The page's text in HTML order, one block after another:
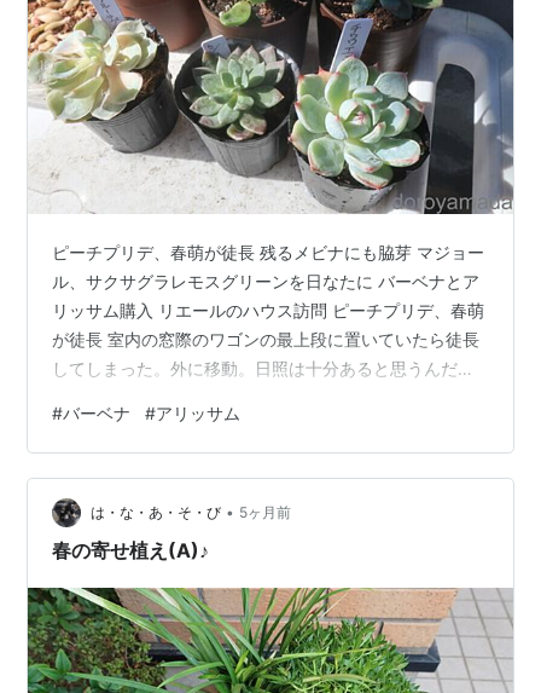
ピーチプリデ、春萌が徒長 残るメビナにも脇芽 マジョー
ル、サクサグラレモスグリーンを日なたに バーベナとア
リッサム購入 リエールのハウス訪問 ピーチプリデ、春萌
が徒長 室内の窓際のワゴンの最上段に置いていたら徒長
してしまった。外に移動。日照は十分あると思うんだ
な。 はじめから外に置いていたブルーサプライズがあや
しげ。日があたり過ぎなのか寒すぎなのかわからん。 そ
れぞれ購入時の様子。2月20日、2月11日、3月6日
#バーベナ #アリッサム
は・な・あ・そ・び • 5ヶ月前
春の寄せ植え(A)♪